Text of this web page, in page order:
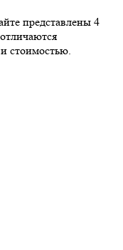
представлены 4
стоимостью.